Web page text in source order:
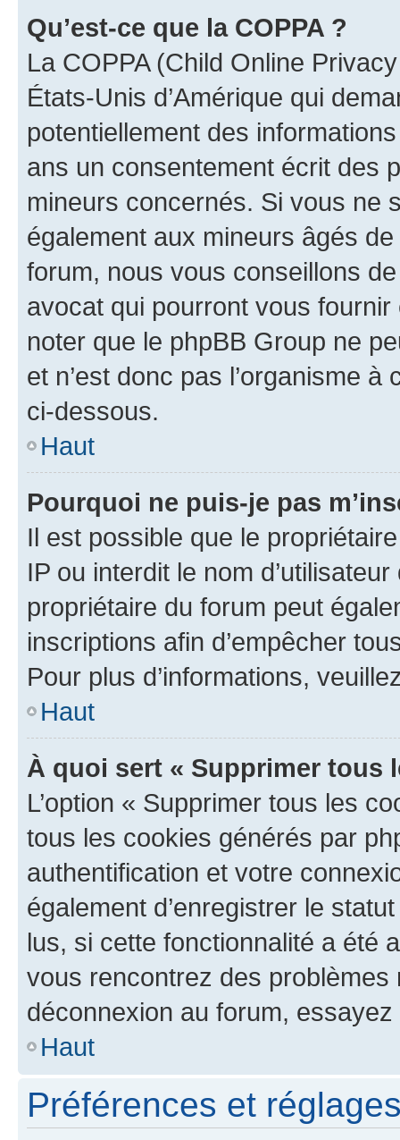
Qu’est-ce que la COPPA ?
La COPPA (Child Online
États-Unis d’Amérique qui
potentiellement des
ans un consentement écrit des
mineurs concernés. Si vous ne
également aux mineurs âgés
forum, nous vous conseillons
avocat qui pourront vous
noter que le phpBB Group ne
et n’est donc pas l’organisme
ci-dessous.
Haut
Pourquoi ne puis-je pas
Il est possible que le
IP ou interdit le nom
propriétaire du forum peut
inscriptions afin d’empêcher
Pour plus d’informations,
Haut
À quoi sert « Supprimer tous
L’option « Supprimer tous les
tous les cookies générés par
authentification et votre
également d’enregistrer le
lus, si cette fonctionnalité a été
vous rencontrez des
déconnexion au forum,
Haut
Préférences et